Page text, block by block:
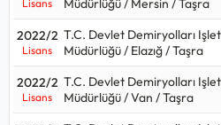
Lisans
2022/2
Lisans
T.C. Devlet Demiryolları
Müdürlüğü / Elazığ / Taşra
2022/2
Lisans
T.C. Devlet Demiryolları
Müdürlüğü / Van / Taşra